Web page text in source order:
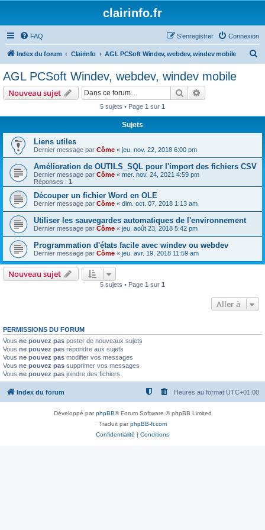
clairinfo.fr
FAQ Connexion
S’enregistrer
Index du forum Clairinfo AGL PCSoft Windev, webdev, windev mobile
AGL PCSoft Windev, webdev, windev mobile
Nouveau sujet Rechercher
5 sujets • Page 1 sur 1
Sujets
Liens utiles
Dernier message par Côme « jeu. nov. 22, 2018 6:00 pm
Amélioration de OUTILS_SQL pour l'import des fichiers CSV
Dernier message par Côme « mer. nov. 24, 2021 4:59 pm
Réponses : 1
Découper un fichier Word en OLE
Dernier message par Côme « dim. oct. 07, 2018 1:13 am
Utiliser les sauvegardes automatiques de l'environnement
Dernier message par Côme « jeu. août 23, 2018 5:42 pm
Programmation d'états facile avec windev ou webdev
Dernier message par Côme « jeu. avr. 19, 2018 11:59 am
Nouveau sujet
5 sujets • Page 1 sur 1
Aller à
PERMISSIONS DU FORUM
Vous ne pouvez pas poster de nouveaux sujets
Vous ne pouvez pas répondre aux sujets
Vous ne pouvez pas modifier vos messages
Vous ne pouvez pas supprimer vos messages
Vous ne pouvez pas joindre des fichiers
Index du forum Heures au format UTC+01:00
Développé parphpBB® Forum Software © phpBB Limited
Traduit parphpBB-fr.com
Confidentialité | Conditions